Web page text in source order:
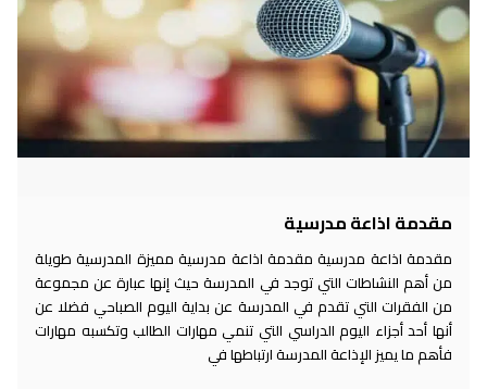
مقدمة اذاعة مدرسية
مقدمة اذاعة مدرسية مقدمة اذاعة مدرسية مميزة المدرسية طويلة
من أهم النشاطات التي توجد في المدرسة حيث إنها عبارة عن مجموعة
من الفقرات التي تقدم في المدرسة عن بداية اليوم الصباحي فضلا عن
أنها أحد أجزاء اليوم الدراسي التي تنمي مهارات الطالب وتكسبه مهارات
فأهم ما يميز الإذاعة المدرسة ارتباطها في